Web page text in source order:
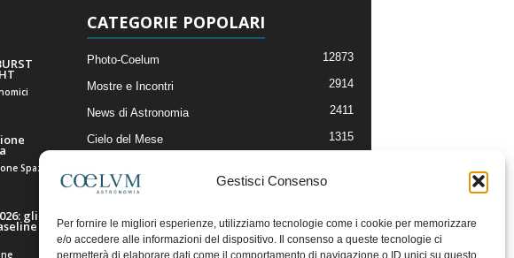
Gestisci Consenso
Per fornire le migliori esperienze, utilizziamo tecnologie come i cookie per memorizzare
e/o accedere alle informazioni del dispositivo. Il consenso a queste tecnologie ci
permetterà di elaborare dati come il comportamento di navigazione o ID unici su questo
gli
CATEGORIE POPOLARI
Photo-Coelum 12873
Mostre e Incontri 2914
News di Astronomia 2411
Cielo del Mese 1315
Articoli e Risorse On-Line
Il Blog della Redazione